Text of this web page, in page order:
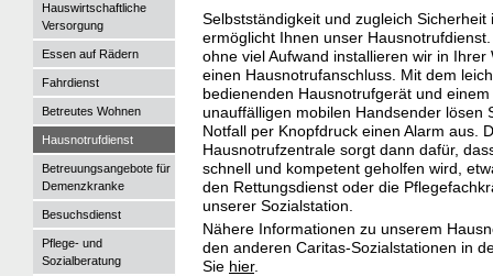
Hauswirtschaftliche
Versorgung
Essen auf Rädern
Fahrdienst
Betreutes Wohnen
Hausnotrufdienst
Betreuungsangebote für
Demenzkranke
Besuchsdienst
Pflege- und
Sozialberatung
Selbstständigkeit und zugleich Sicherheit
ermöglicht Ihnen unser
ohne viel Aufwand installieren wir in Ihrer
einen Hausnotrufanschluss. Mit dem
bedienenden Hausnotrufgerät und einem
unauffälligen mobilen Handsender lösen
Notfall per Knopfdruck einen Alarm aus.
Hausnotrufzentrale sorgt dann dafür,
schnell und kompetent geholfen wird,
den Rettungsdienst oder die
unserer Sozialstation.
Nähere Informationen zu unserem
den anderen Caritas-Sozialstationen in
Sie hier.